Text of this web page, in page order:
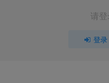
请
登录